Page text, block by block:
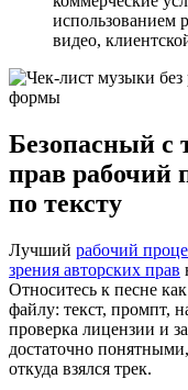
использованием
видео,
Безопасный с
прав рабочий
по тексту
Лучший рабочий
зрения авторских прав
Относитесь к песне
файлу: текст, промпт,
проверка лицензии и
достаточно
откуда взялся трек.